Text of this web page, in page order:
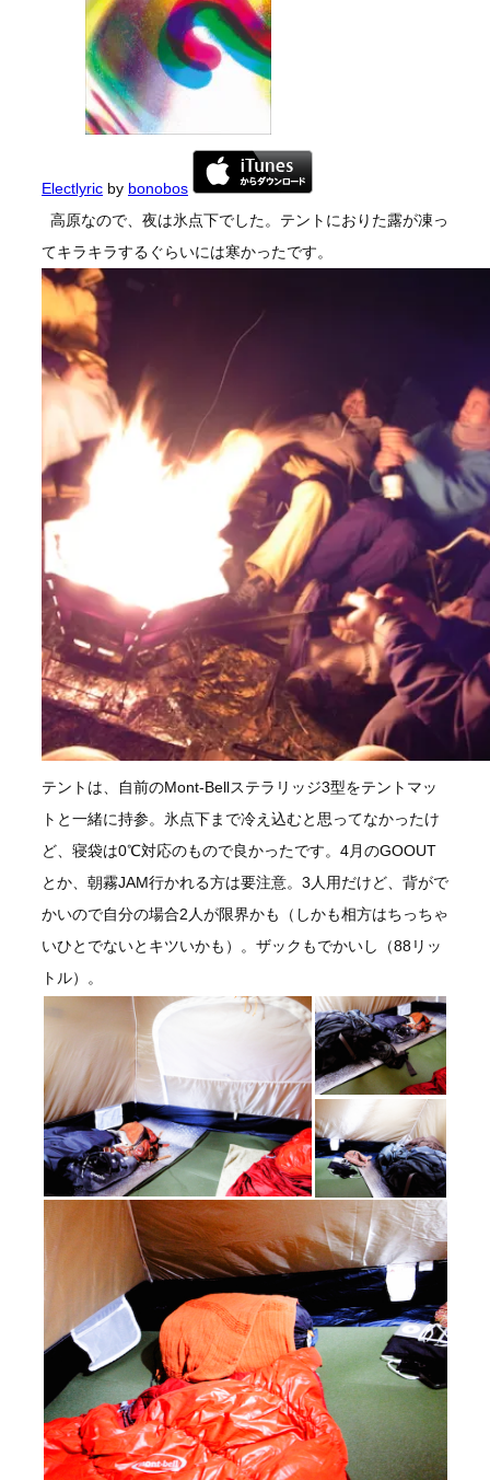
Electlyric by bonobos
高原なので、夜は氷点下でした。テントにおりた露が凍っ
てキラキラするぐらいには寒かったです。
テントは、自前のMont-Bellステラリッジ3型をテントマッ
トと一緒に持参。氷点下まで冷え込むと思ってなかったけ
ど、寝袋は0℃対応のもので良かったです。4月のGOOUT
とか、朝霧JAM行かれる方は要注意。3人用だけど、背がで
かいので自分の場合2人が限界かも（しかも相方はちっちゃ
いひとでないとキツいかも）。ザックもでかいし（88リッ
トル）。